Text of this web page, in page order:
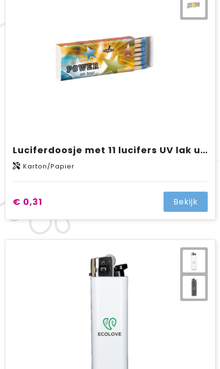
Luciferdoosje met 11 lucifers UV lak uitvoering met full colour opdruk
Karton/Papier
€ 0,31 Bekijk